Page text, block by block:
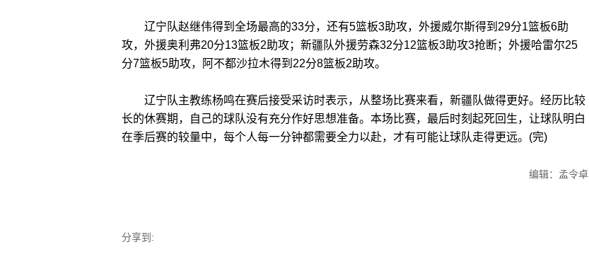
辽宁队赵继伟得到全场最高的33分，还有5篮板3助攻，外援威尔斯得到29分1篮板6助
攻，外援奥利弗20分13篮板2助攻；新疆队外援劳森32分12篮板3助攻3抢断；外援哈雷尔25
分7篮板5助攻，阿不都沙拉木得到22分8篮板2助攻。
辽宁队主教练杨鸣在赛后接受采访时表示，从整场比赛来看，新疆队做得更好。经历比较
长的休赛期，自己的球队没有充分作好思想准备。本场比赛，最后时刻起死回生，让球队明白
在季后赛的较量中，每个人每一分钟都需要全力以赴，才有可能让球队走得更远。(完)
编辑：孟令卓
分享到: